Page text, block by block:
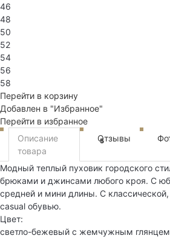
46
48
50
52
54
56
58
Перейти в корзину
Добавлен в "Избранное"
Перейти в избранное
Описание
товара
Отзывы
5
Модный теплый пуховик городского
брюками и джинсами любого кроя. С
средней и мини длины. С классической,
casual обувью.
Цвет:
светло-бежевый с жемчужным